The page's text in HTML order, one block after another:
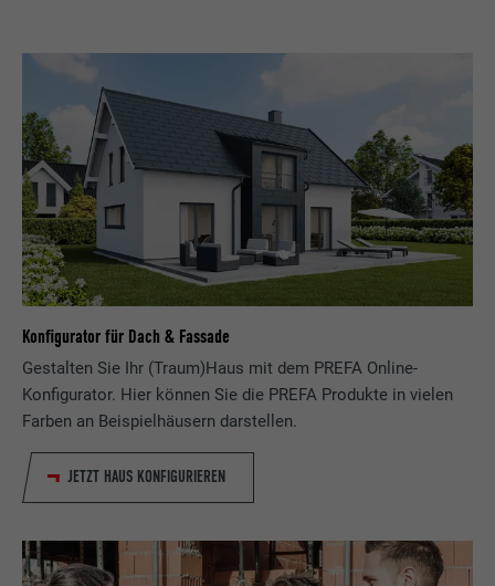
Konfigurator für Dach & Fassade
Gestalten Sie Ihr (Traum)Haus mit dem PREFA Online-
Konfigurator. Hier können Sie die PREFA Produkte in vielen
Farben an Beispielhäusern darstellen.
JETZT HAUS KONFIGURIEREN